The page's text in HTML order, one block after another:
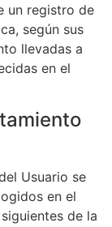
un registro de
según sus
llevadas a
en el
Usuario se
en el
de la